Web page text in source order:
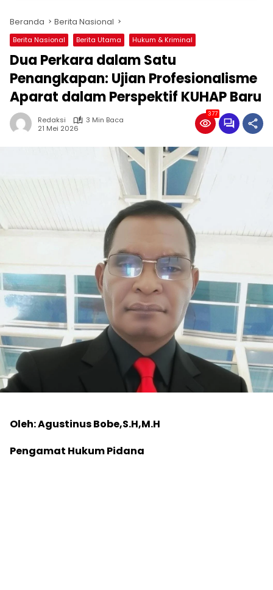
Beranda Berita Nasional
Berita Nasional Berita Utama Hukum & Kriminal
Dua Perkara dalam Satu
Penangkapan: Ujian Profesionalisme
Aparat dalam Perspektif KUHAP Baru
Redaksi
3 Min Baca
21 Mei 2026
377
Oleh: Agustinus Bobe,S.H,M.H
Pengamat Hukum Pidana